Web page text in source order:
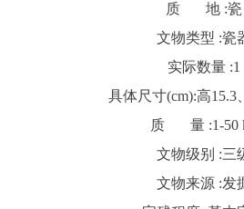
质 地 :瓷
文物类型 :瓷
实际数量 :1
具体尺寸(cm):高15.3
质 量 :1-50
文物级别 :三
文物来源 :发